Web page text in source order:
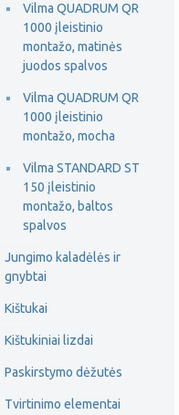
Vilma QUADRUM QR
1000 įleistinio
montažo, matinės
juodos spalvos
Vilma QUADRUM QR
1000 įleistinio
montažo, mocha
Vilma STANDARD ST
150 įleistinio
montažo, baltos
spalvos
Jungimo kaladėlės ir
gnybtai
Kištukai
Kištukiniai lizdai
Paskirstymo dėžutės
Tvirtinimo elementai